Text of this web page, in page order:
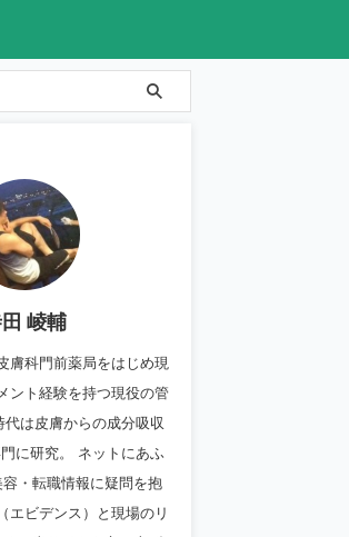
崚輔
膚科門前薬局をはじめ現
ント経験を持つ現役の管
は皮膚からの成分吸収
門に研究。 ネットにあふ
・転職情報に疑問を抱
エビデンス）と現場のリ